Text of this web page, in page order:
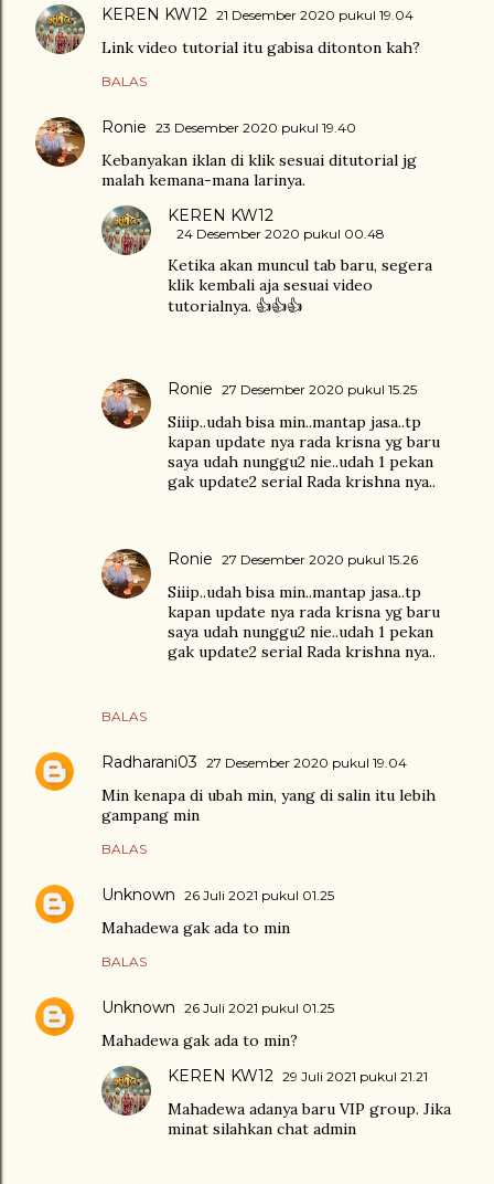
KEREN KW12 21 Desember 2020 pukul 19.04
Link video tutorial itu gabisa ditonton kah?
BALAS
Ronie 23 Desember 2020 pukul 19.40
Kebanyakan iklan di klik sesuai ditutorial jg
malah kemana-mana larinya.
BALAS
KEREN KW12
24 Desember 2020 pukul 00.48
Ketika akan muncul tab baru, segera
klik kembali aja sesuai video
tutorialnya. 👍👍👍
Ronie 27 Desember 2020 pukul 15.25
Siiip..udah bisa min..mantap jasa..tp
kapan update nya rada krisna yg baru
saya udah nunggu2 nie..udah 1 pekan
gak update2 serial Rada krishna nya..
Ronie 27 Desember 2020 pukul 15.26
Siiip..udah bisa min..mantap jasa..tp
kapan update nya rada krisna yg baru
saya udah nunggu2 nie..udah 1 pekan
gak update2 serial Rada krishna nya..
Radharani03 27 Desember 2020 pukul 19.04
Min kenapa di ubah min, yang di salin itu lebih
gampang min
BALAS
Unknown 26 Juli 2021 pukul 01.25
Mahadewa gak ada to min
BALAS
Unknown 26 Juli 2021 pukul 01.25
Mahadewa gak ada to min?
KEREN KW12 29 Juli 2021 pukul 21.21
Mahadewa adanya baru VIP group. Jika
minat silahkan chat admin